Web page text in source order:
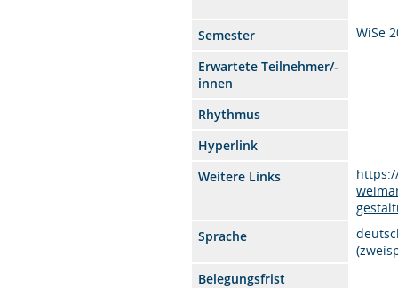
Semester
WiSe
Erwartete Teilnehmer/-
innen
Rhythmus
Hyperlink
Weitere Links
Sprache
Belegungsfrist